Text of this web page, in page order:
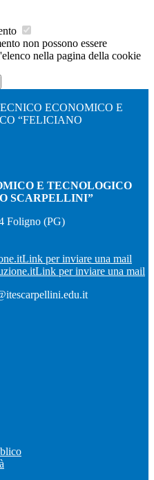
non possono essere
nella pagina della cookie
ECONOMICO E
“FELICIANO
E TECNOLOGICO
SCARPELLINI”
Foligno (PG)
Link per inviare una mail
Link per inviare una mail